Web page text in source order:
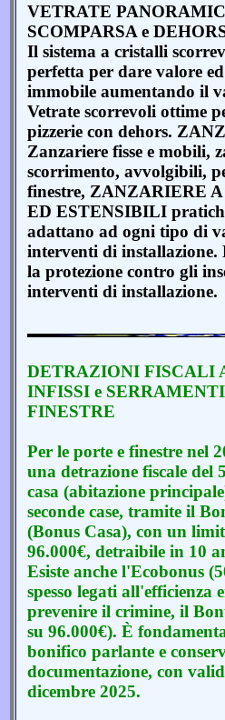
VETRATE
SCOMPARSA e
Il sistema a cristalli
perfetta per dare valore
immobile aumentando il
Vetrate scorrevoli ottime
pizzerie con dehors.
Zanzariere fisse e mobili,
scorrimento, avvolgibili,
finestre, ZANZARIERE
ED ESTENSIBILI
adattano ad ogni tipo di
interventi di installazione.
la protezione contro gli
interventi di installazione.
DETRAZIONI FISCALI
INFISSI e
FINESTRE
Per le porte e finestre nel
una detrazione fiscale del
casa (abitazione
seconde case, tramite il
(Bonus Casa), con un
96.000€, detraibile in 10
Esiste anche l'Ecobonus
spesso legati all'efficienza
prevenire il crimine, il
su 96.000€). È
bonifico parlante e
documentazione, con
dicembre 2025.